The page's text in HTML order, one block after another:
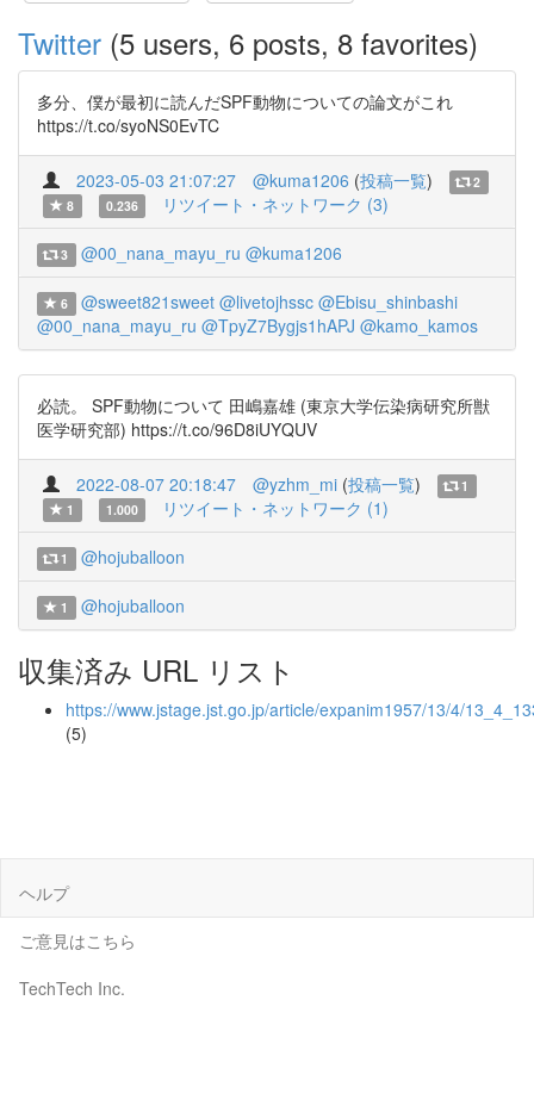
Twitter (5 users, 6 posts, 8 favorites)
多分、僕が最初に読んだSPF動物についての論文がこれ
https://t.co/syoNS0EvTC
2023-05-03 21:07:27 @kuma1206 (投稿一覧)
2
8
0.236 リツイート・ネットワーク (3)
3 @00_nana_mayu_ru @kuma1206
6 @sweet821sweet @livetojhssc @Ebisu_shinbashi
@00_nana_mayu_ru @TpyZ7Bygjs1hAPJ @kamo_kamos
必読。 SPF動物について 田嶋嘉雄 (東京大学伝染病研究所獣
医学研究部) https://t.co/96D8iUYQUV
2022-08-07 20:18:47 @yzhm_mi (投稿一覧)
1
1
1.000 リツイート・ネットワーク (1)
1 @hojuballoon
1 @hojuballoon
収集済み URL リスト
https://www.jstage.jst.go.jp/article/expanim1957/13/4/
(5)
ヘルプ
ご意見はこちら
TechTech Inc.